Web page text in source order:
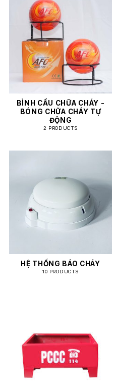
BÌNH CẦU CHỮA CHÁY -
BÓNG CHỮA CHÁY TỰ
ĐỘNG
2 PRODUCTS
HỆ THỐNG BÁO CHÁY
10 PRODUCTS